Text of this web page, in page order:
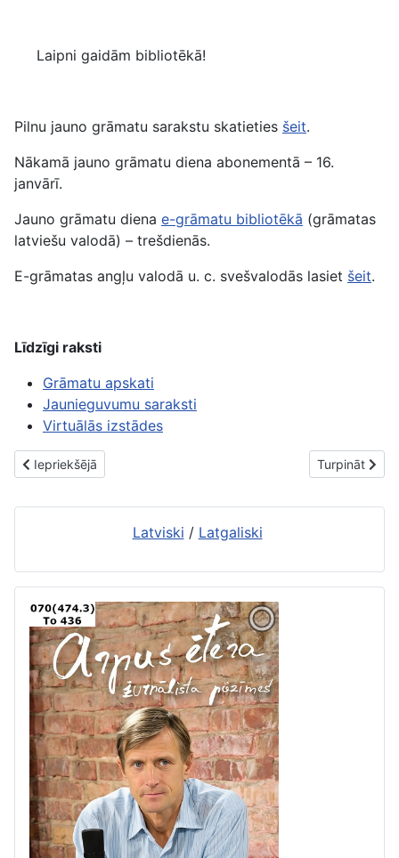
Laipni gaidām bibliotēkā!
Pilnu jauno grāmatu sarakstu skatieties šeit.
Nākamā jauno grāmatu diena abonementā – 16.
janvārī.
Jauno grāmatu diena e-grāmatu bibliotēkā (grāmatas
latviešu valodā) – trešdienās.
E-grāmatas angļu valodā u. c. svešvalodās lasiet šeit.
Līdzīgi raksti
Grāmatu apskati
Jaunieguvumu saraksti
Virtuālās izstādes
Iepriekšējais raksts: Jaunās grāmatas. 16. janvāris
Iepriekšējā Nākamais
Turpināt
Latviski / Latgaliski